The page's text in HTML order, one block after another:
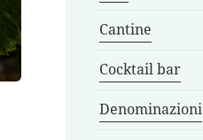
Cantine
Cocktail bar
Denominazioni